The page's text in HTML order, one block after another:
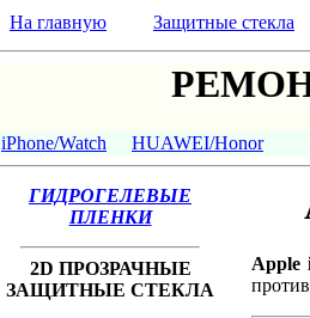
На главную Защитные стекла
iPhone/Watch HUAWEI/Honor
ГИДРОГЕЛЕВЫЕ
ПЛЕНКИ
2D ПРОЗРАЧНЫЕ
ЗАЩИТНЫЕ СТЕКЛА
Apple